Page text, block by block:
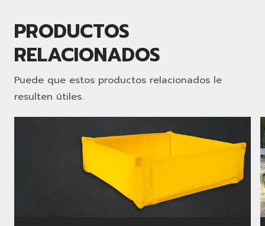
PRODUCTOS
RELACIONADOS
Puede que estos productos relacionados le
resulten útiles.